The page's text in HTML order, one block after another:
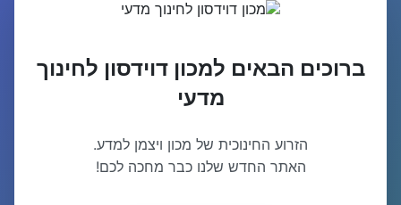
ברוכים הבאים למכון דוידסון לחינוך
מדעי
הזרוע החינוכית של מכון ויצמן למדע.
האתר החדש שלנו כבר מחכה לכם!